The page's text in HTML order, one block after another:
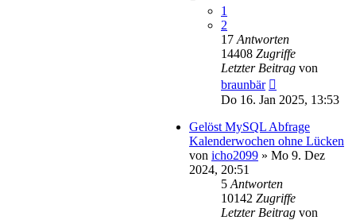
1
2
17 Antworten
14408 Zugriffe
Letzter Beitrag von
braunbär
Do 16. Jan 2025, 13:53
Gelöst MySQL Abfrage
Kalenderwochen ohne Lücken
von icho2099 » Mo 9. Dez
2024, 20:51
5 Antworten
10142 Zugriffe
Letzter Beitrag von